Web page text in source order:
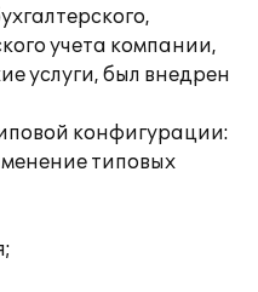
учета компании,
услуги, был внедрен
конфигурации:
типовых